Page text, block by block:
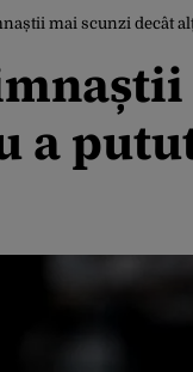
mai scunzi decât
a